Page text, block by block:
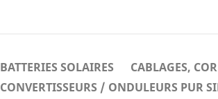
BATTERIES SOLAIRES
CABLAGES,
CONVERTISSEURS / ONDULEURS PUR